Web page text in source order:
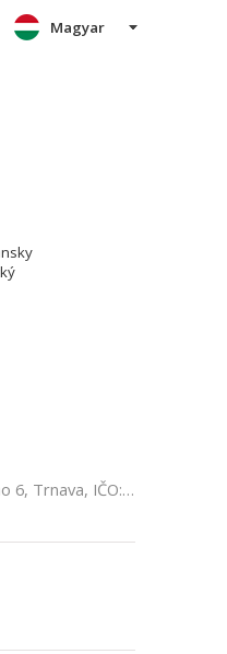
Magyar
Sídlo: Petra Pázmaňa 3740/30, TT Prev.: Radlinského 6, Trnava, IČO: 36273848, Spoločnosť VIVAREAL s.r.o. je zap. v OR OS Trnava, vložka číslo: 17356/T, Trnava